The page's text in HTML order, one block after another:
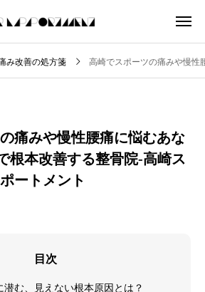
み改善の処方箋 高崎でスポーツの痛みや慢性
痛みや慢性腰痛に悩むあな
根本改善する整骨院‐高崎ス
ートメント
目次
潜む、見えない根本原因とは？